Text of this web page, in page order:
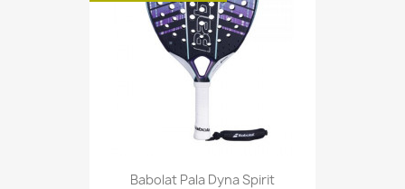
Babolat Pala Dyna Spirit